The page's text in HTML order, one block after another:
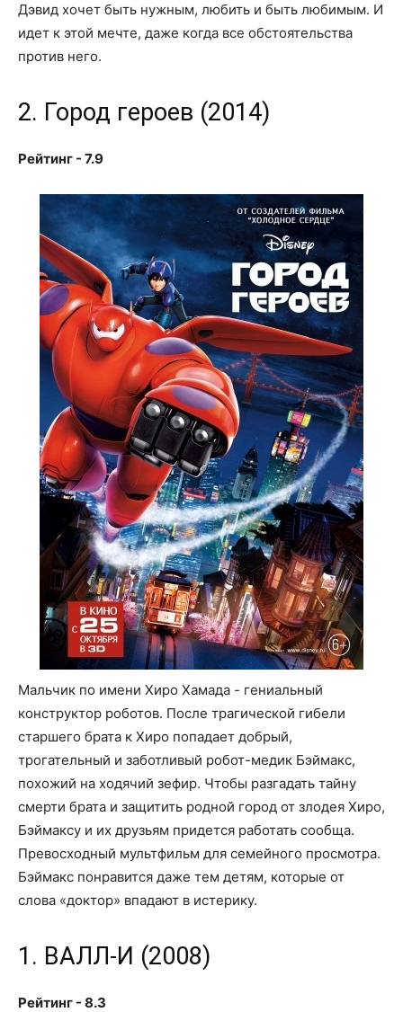
Дэвид хочет быть нужным, любить и быть любимым. И
идет к этой мечте, даже когда все обстоятельства
против него.
2. Город героев (2014)
Рейтинг - 7.9
Мальчик по имени Хиро Хамада - гениальный
конструктор роботов. После трагической гибели
старшего брата к Хиро попадает добрый,
трогательный и заботливый робот-медик Бэймакс,
похожий на ходячий зефир. Чтобы разгадать тайну
смерти брата и защитить родной город от злодея Хиро,
Бэймаксу и их друзьям придется работать сообща.
Превосходный мультфильм для семейного просмотра.
Бэймакс понравится даже тем детям, которые от
слова «доктор» впадают в истерику.
1. ВАЛЛ-И (2008)
Рейтинг - 8.3